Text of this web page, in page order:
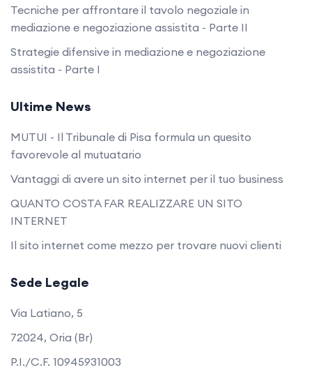
Tecniche per affrontare il tavolo negoziale in
mediazione e negoziazione assistita - Parte II
Strategie difensive in mediazione e negoziazione
assistita - Parte I
Ultime News
MUTUI - Il Tribunale di Pisa formula un quesito
favorevole al mutuatario
Vantaggi di avere un sito internet per il tuo business
QUANTO COSTA FAR REALIZZARE UN SITO
INTERNET
Il sito internet come mezzo per trovare nuovi clienti
Sede Legale
Via Latiano, 5
72024, Oria (Br)
P.I./C.F. 10945931003